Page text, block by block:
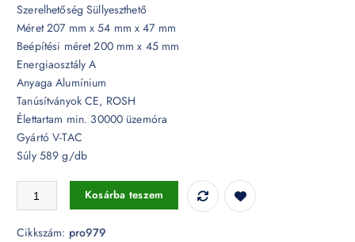
Szerelhetőség Süllyeszthető
Méret 207 mm x 54 mm x 47 mm
Beépítési méret 200 mm x 45 mm
Energiaosztály A
Anyaga Alumínium
Tanúsítványok CE, ROSH
Élettartam min. 30000 üzemóra
Gyártó V-TAC
Súly 589 g/db
20W LED lineár mélysugárzó fehér Samsung chip 12° CRI>90
Kosárba teszem
Cikkszám: pro979